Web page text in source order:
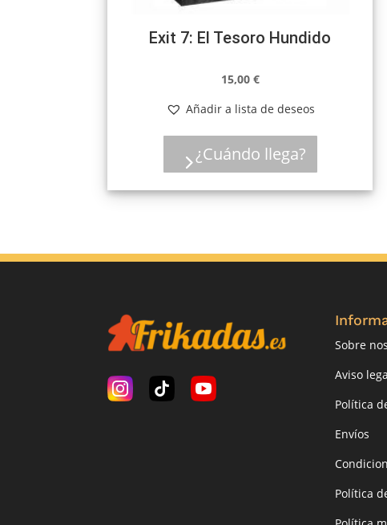
Exit 7: El Tesoro Hundido
15,00 €
Añadir a lista de deseos
¿Cuándo llega?
Sobre
Aviso
Política
Envíos
Política